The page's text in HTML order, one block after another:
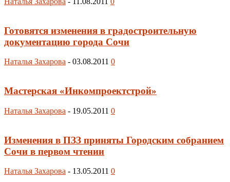
Готовятся изменения в градостроительную
документацию города Сочи
Наталья Захарова - 03.08.2011 0
Мастерская «Инкомпроектстрой»
Наталья Захарова - 19.05.2011 0
Изменения в ПЗЗ приняты Городским собранием
Сочи в первом чтении
Наталья Захарова - 13.05.2011 0